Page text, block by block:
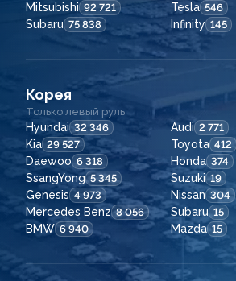
Mitsubishi 92 721 Tesla 546
Subaru 75 838 Infinity 145
Корея
Только левый руль
Hyundai 32 346 Audi 2 771
Kia 29 527 Toyota 412
Daewoo 6 318 Honda 374
SsangYong 5 345 Suzuki 19
Genesis 4 973 Nissan 304
Mercedes Benz 8 056 Subaru 15
BMW 6 940 Mazda 15